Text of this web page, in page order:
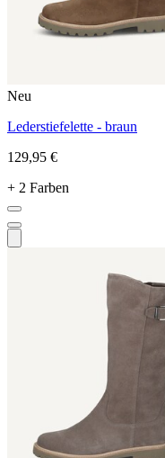
Neu
Lederstiefelette - braun
129,95 €
+ 2 Farben